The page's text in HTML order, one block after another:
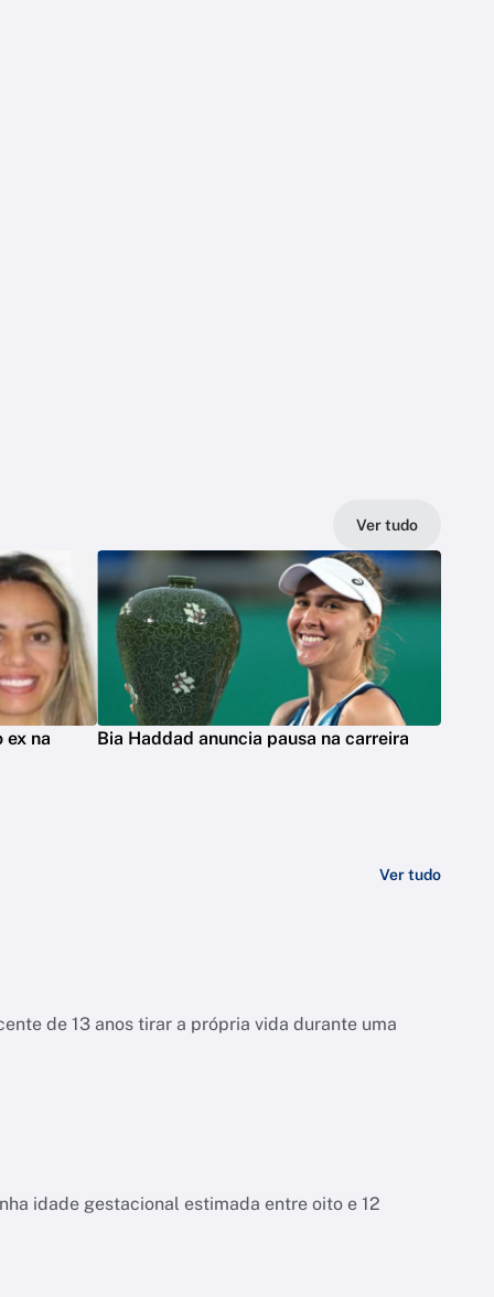
Ver tudo
ex na
Bia Haddad anuncia pausa na carreira
Ver tudo
de 13 anos tirar a própria vida durante uma
idade gestacional estimada entre oito e 12